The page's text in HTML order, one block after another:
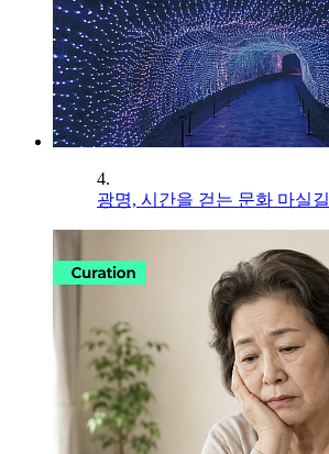
4.
광명, 시간을 걷는 문화 마실길